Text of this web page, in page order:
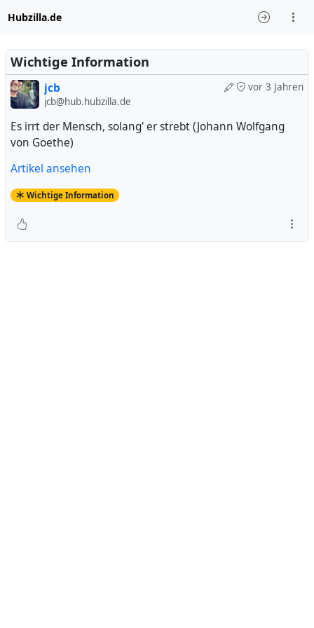
Hubzilla.de
Wichtige Information
vor 3 Jahren
jcb
jcb@hub.hubzilla.de
Es irrt der Mensch, solang' er strebt (Johann Wolfgang
von Goethe)
Artikel ansehen
Wichtige Information